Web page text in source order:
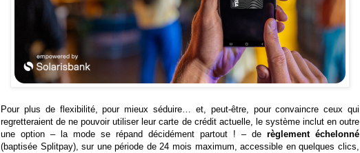
Pour plus de flexibilité, pour mieux séduire… et, peut-être, pour convaincre ceux qui
regretteraient de ne pouvoir utiliser leur carte de crédit actuelle, le système inclut en outre
une option – la mode se répand décidément partout ! – de règlement échelonné
(baptisée Splitpay), sur une période de 24 mois maximum, accessible en quelques clics,